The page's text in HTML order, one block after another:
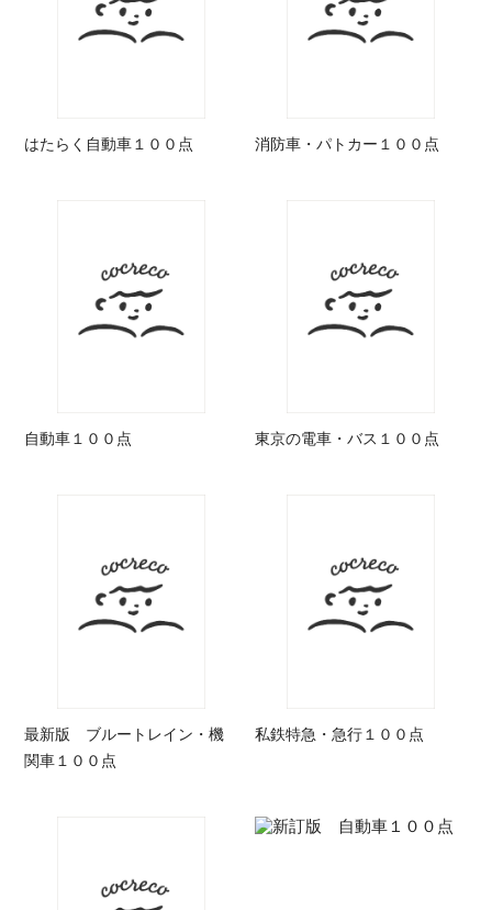
はたらく自動車１００点 消防車・パトカー１００点
自動車１００点 東京の電車・バス１００点
最新版 ブルートレイン・機
関車１００点
私鉄特急・急行１００点